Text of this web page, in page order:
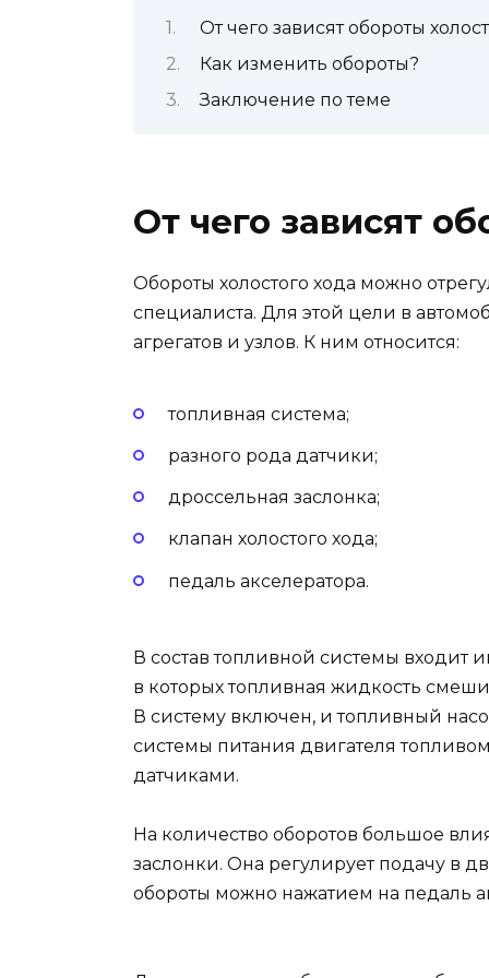
От чего зависят обороты
Как изменить обороты?
Заключение по теме
От чего зависят
Обороты холостого хода можно
специалиста. Для этой цели в
агрегатов и узлов. К ним относится:
топливная система;
разного рода датчики;
дроссельная заслонка;
клапан холостого хода;
педаль акселератора.
В состав топливной системы входит
в которых топливная жидкость
В систему включен, и топливный
системы питания двигателя
датчиками.
На количество оборотов большое
заслонки. Она регулирует подачу в
обороты можно нажатием на педаль